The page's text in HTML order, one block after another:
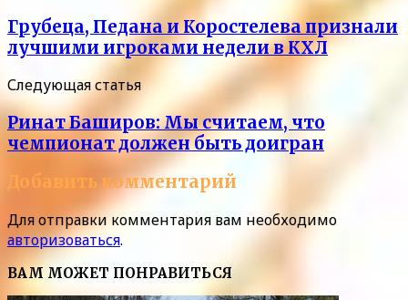
Грубеца, Педана и Коростелева признали
лучшими игроками недели в КХЛ
Следующая статья
Ринат Баширов: Мы считаем, что
чемпионат должен быть доигран
Добавить комментарий
Для отправки комментария вам необходимо
авторизоваться.
ВАМ МОЖЕТ ПОНРАВИТЬСЯ